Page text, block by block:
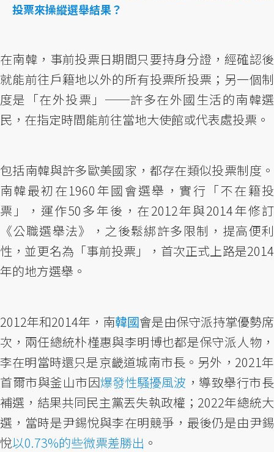
投票來操縱選舉結果？
在南韓，事前投票日期間只要持身分證，經確認後
就能前往戶籍地以外的所有投票所投票；另一個制
度是「在外投票」──許多在外國生活的南韓選
民，在指定時間能前往當地大使館或代表處投票。
包括南韓與許多歐美國家，都存在類似投票制度。
南韓最初在1960年國會選舉，實行「不在籍投
票」，運作50多年後，在2012年與2014年修訂
《公職選舉法》，之後鬆綁許多限制，提高便利
性，並更名為「事前投票」，首次正式上路是2014
年的地方選舉。
2012年和2014年，南韓國會是由保守派持掌優勢席
次，兩任總統朴槿惠與李明博也都是保守派人物，
李在明當時還只是京畿道城南市長。另外，2021年
首爾市與釜山市因爆發性騷擾風波 ，導致舉行市長
補選，結果共同民主黨丟失執政權；2022年總統大
選，當時是尹錫悅與李在明競爭，最後仍是由尹錫
悅以0.73%的些微票差勝出 。